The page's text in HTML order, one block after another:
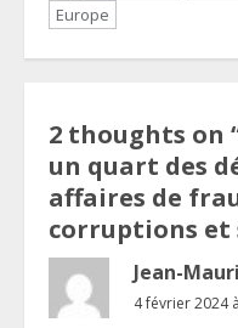
Europe
2 thoughts on
un quart des
affaires de
corruptions et
Jean-
4 février 2024